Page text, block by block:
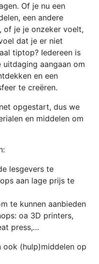
Of je nu een
een andere
of je je onzeker voelt,
dat je er niet
tiptop? Iedereen is
aangaan om
en een
te creëren.
opgestart, dus we
en middelen om
lesgevers te
aan lage prijs te
te kunnen aanbieden
oa 3D printers,
press,…
ook (hulp)middelen op